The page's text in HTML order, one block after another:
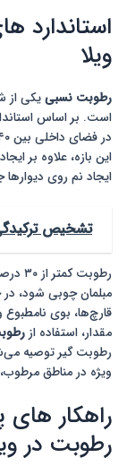
ویلا
رطوبت نسبییکی از
است. بر اساس
این بازه، علاوه بر
ایجاد نم روی
تشخیص
قارچ‌ها، بوی
مقدار، استفاده از
رطوبت گیر توصیه
ویژه در مناطق
راهکار
رطوبت در